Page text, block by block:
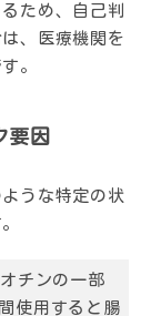
ため、自己判
、医療機関を
。
要因
うな特定の状
チンの一部
使用すると腸